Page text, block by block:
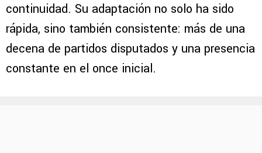
continuidad. Su adaptación no solo ha sido
rápida, sino también consistente: más de una
decena de partidos disputados y una presencia
constante en el once inicial.